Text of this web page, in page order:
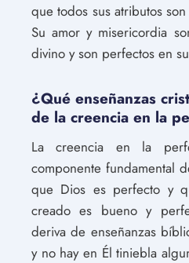
que todos sus atributos
Su amor y misericordia
divino y son perfectos en
¿Qué enseñanzas
de la creencia en la
La creencia en la
componente fundamental
que Dios es perfecto y
creado es bueno y
deriva de enseñanzas
y no hay en Él tiniebla